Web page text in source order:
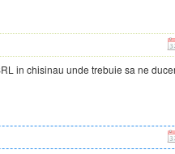
in chisinau unde trebuie sa ne